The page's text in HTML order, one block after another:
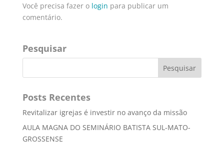
Você precisa fazer o login para publicar um
comentário.
Pesquisar
Posts Recentes
Revitalizar igrejas é investir no avanço da missão
AULA MAGNA DO SEMINÁRIO BATISTA SUL-MATO-
GROSSENSE